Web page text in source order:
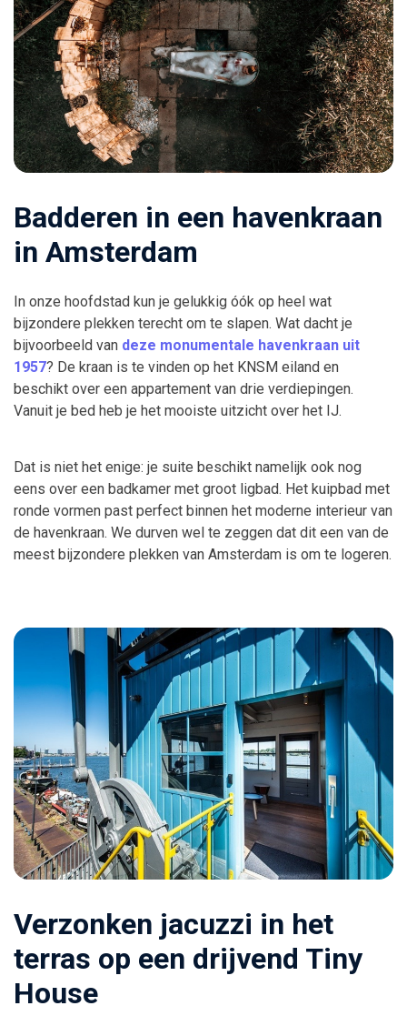
Badderen in een havenkraan
in Amsterdam
In onze hoofdstad kun je gelukkig óók op heel wat
bijzondere plekken terecht om te slapen. Wat dacht je
bijvoorbeeld van deze monumentale havenkraan uit
1957? De kraan is te vinden op het KNSM eiland en
beschikt over een appartement van drie verdiepingen.
Vanuit je bed heb je het mooiste uitzicht over het IJ.
Dat is niet het enige: je suite beschikt namelijk ook nog
eens over een badkamer met groot ligbad. Het kuipbad met
ronde vormen past perfect binnen het moderne interieur van
de havenkraan. We durven wel te zeggen dat dit een van de
meest bijzondere plekken van Amsterdam is om te logeren.
Verzonken jacuzzi in het
terras op een drijvend Tiny
House